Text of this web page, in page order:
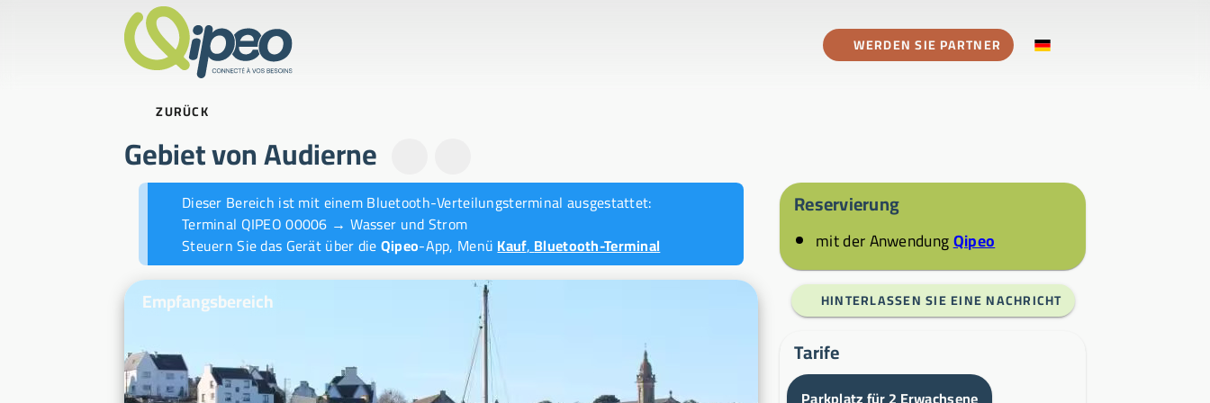
WERDEN SIE PARTNER
ZURÜCK
Gebiet von Audierne
Nachrichten-Ticker
Dieser Bereich ist mit einem Bluetooth-Verteilungsterminal ausgestattet:
Terminal QIPEO 00006 → Wasser und Strom
Steuern Sie das Gerät über dieQipeo-App, MenüKauf,Bluetooth-Terminal
Beispielfotos
Empfangsbereich
Reservierung
mit der AnwendungQipeo
HINTERLASSEN SIE EINE NACHRICHT
Tarife